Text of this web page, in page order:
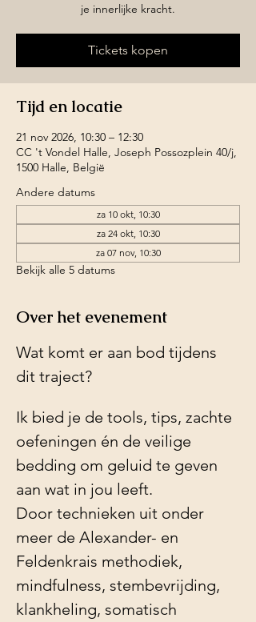
je innerlijke kracht.
Tickets kopen
Tijd en locatie
21 nov 2026, 10:30 – 12:30
CC 't Vondel Halle, Joseph Possozplein 40/j,
1500 Halle, België
Andere datums
za 10 okt, 10:30
za 24 okt, 10:30
za 07 nov, 10:30
Bekijk alle 5 datums
Over het evenement
Wat komt er aan bod tijdens
dit traject?
Ik bied je de tools, tips, zachte
oefeningen én de veilige
bedding om geluid te geven
aan wat in jou leeft.
Door technieken uit onder
meer de Alexander- en
Feldenkrais methodiek,
mindfulness, stembevrijding,
klankheling, somatisch